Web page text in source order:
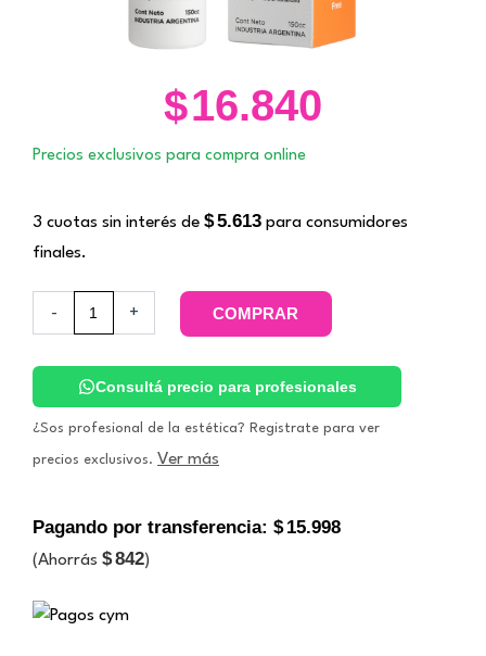
$16.840
Precios exclusivos para compra online
3 cuotas sin interés de $5.613 para consumidores
finales.
-
Espuma
GLICOLYC
FOAM.
Libra
cantidad
+ COMPRAR
Consultá precio para profesionales
¿Sos profesional de la estética? Registrate para ver
precios exclusivos. Ver más
Pagando por transferencia: $ 15.998
(Ahorrás $842)